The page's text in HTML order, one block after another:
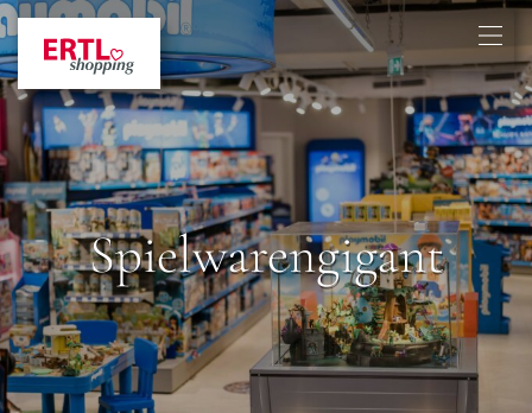
Spielwarengigant